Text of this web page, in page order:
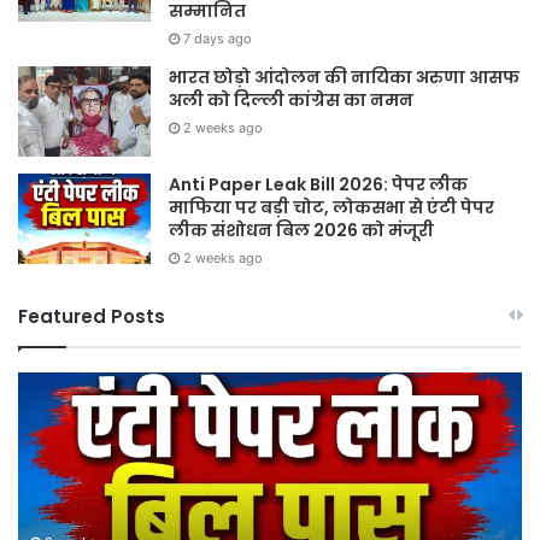
सम्मानित
7 days ago
भारत छोड़ो आंदोलन की नायिका अरुणा आसफ
अली को दिल्ली कांग्रेस का नमन
2 weeks ago
Anti Paper Leak Bill 2026: पेपर लीक
माफिया पर बड़ी चोट, लोकसभा से एंटी पेपर
लीक संशोधन बिल 2026 को मंजूरी
2 weeks ago
Featured Posts
Sawan
2026:
गुरु
पूर्णिमा
श्रावण
मास
हर